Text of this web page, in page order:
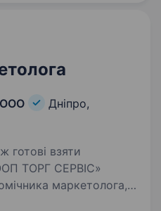
ООО
Дніпро,
готові взяти
маркетолога,